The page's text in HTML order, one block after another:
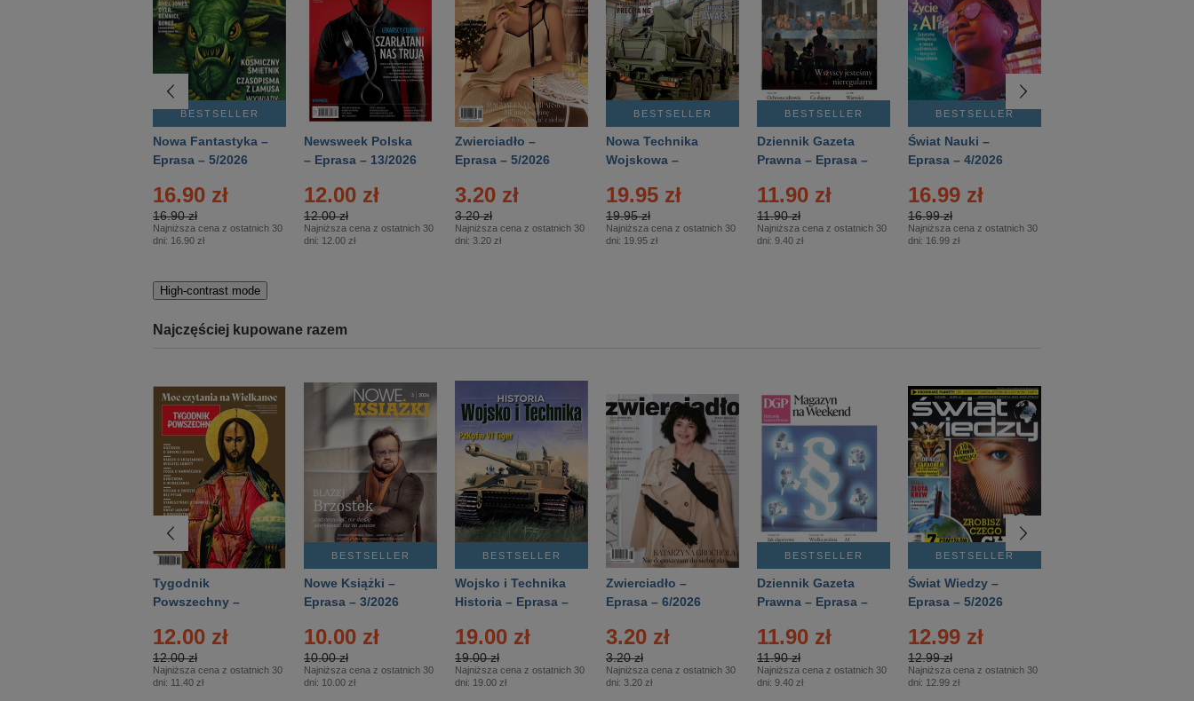
BESTSELLER
Nowa Fantastyka –
Eprasa – 5/2026
16.90 zł
16.90 zł
Najniższa cena z ostatnich 30
dni: 16.90 zł
Newsweek Polska
– Eprasa – 13/2026
12.00 zł
12.00 zł
Najniższa cena z ostatnich 30
dni: 12.00 zł
Zwierciadło –
Eprasa – 5/2026
3.20 zł
3.20 zł
Najniższa cena z ostatnich 30
dni: 3.20 zł
BESTSELLER
Nowa Technika
Wojskowa –
19.95 zł
19.95 zł
Najniższa cena z ostatnich 30
dni: 19.95 zł
BESTSELLER
Dziennik Gazeta
Prawna – Eprasa –
11.90 zł
11.90 zł
Najniższa cena z ostatnich 30
dni: 9.40 zł
BESTSELLER
Świat Nauki –
Eprasa – 4/2026
16.99 zł
16.99 zł
Najniższa cena z ostatnich 30
dni: 16.99 zł
High-contrast mode
Najczęściej kupowane razem
Tygodnik
Powszechny –
12.00 zł
12.00 zł
Najniższa cena z ostatnich 30
dni: 11.40 zł
BESTSELLER
Nowe Książki –
Eprasa – 3/2026
10.00 zł
10.00 zł
Najniższa cena z ostatnich 30
dni: 10.00 zł
BESTSELLER
Wojsko i Technika
Historia – Eprasa –
19.00 zł
19.00 zł
Najniższa cena z ostatnich 30
dni: 19.00 zł
Zwierciadło –
Eprasa – 6/2026
3.20 zł
3.20 zł
Najniższa cena z ostatnich 30
dni: 3.20 zł
BESTSELLER
Dziennik Gazeta
Prawna – Eprasa –
11.90 zł
11.90 zł
Najniższa cena z ostatnich 30
dni: 9.40 zł
BESTSELLER
Świat Wiedzy –
Eprasa – 5/2026
12.99 zł
12.99 zł
Najniższa cena z ostatnich 30
dni: 12.99 zł